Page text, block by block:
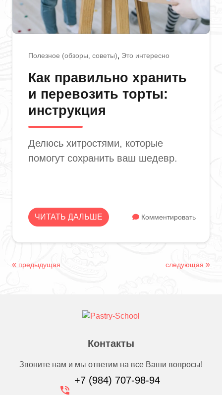
Полезное (обзоры, советы) Это интересно
Как правильно хранить
и перевозить торты:
инструкция
Делюсь хитростями, которые
помогут сохранить ваш шедевр.
ЧИТАТЬ ДАЛЬШЕ Комментировать
« предыдущая следующая »
Контакты
Звоните нам и мы ответим на все Ваши вопросы!
+7 (984) 707-98-94